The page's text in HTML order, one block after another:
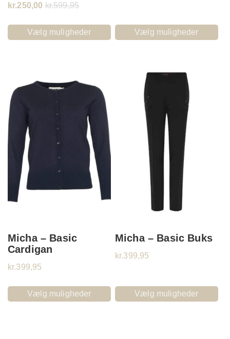
kr.250,00 kr.599,95
Vælg muligheder Vælg muligheder
Micha – Basic
Cardigan
kr.399,95
Vælg muligheder
Micha – Basic Buks
kr.399,95
Vælg muligheder